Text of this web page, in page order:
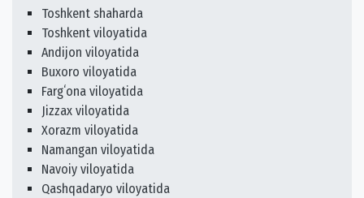
Toshkent shaharda
Toshkent viloyatida
Andijon viloyatida
Buxoro viloyatida
Fargʻona viloyatida
Jizzax viloyatida
Xorazm viloyatida
Namangan viloyatida
Navoiy viloyatida
Qashqadaryo viloyatida